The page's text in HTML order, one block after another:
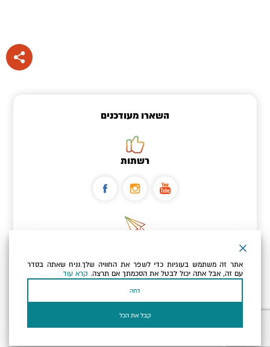
השארו מעודכנים
רשתות
כתובת הדוא"ל שלך
אני מאשר/ת שקראתי ומסכים/הלמדיניות הפרטיות ולמדיניות
אתר זה משתמש בעוגיות כדי לשפר את החוויה שלך.נניח שאתה בסדר
עם זה, אבל אתה יכול לבטל את הסכמתך אם תרצה. קרא עוד
דחה
קבל את הכל